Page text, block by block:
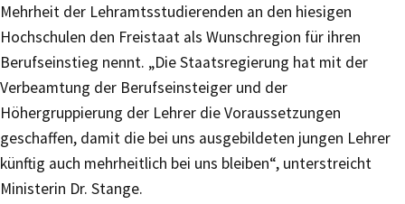
Mehrheit der Lehramtsstudierenden an den hiesigen
Hochschulen den Freistaat als Wunschregion für ihren
Berufseinstieg nennt. „Die Staatsregierung hat mit der
Verbeamtung der Berufseinsteiger und der
Höhergruppierung der Lehrer die Voraussetzungen
geschaffen, damit die bei uns ausgebildeten jungen Lehrer
künftig auch mehrheitlich bei uns bleiben“, unterstreicht
Ministerin Dr. Stange.